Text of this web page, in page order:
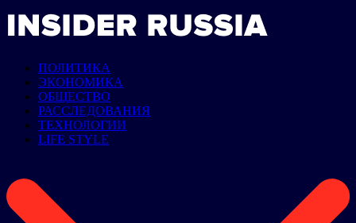
ПОЛИТИКА
ЭКОНОМИКА
ОБЩЕСТВО
РАССЛЕДОВАНИЯ
ТЕХНОЛОГИИ
LIFE STYLE